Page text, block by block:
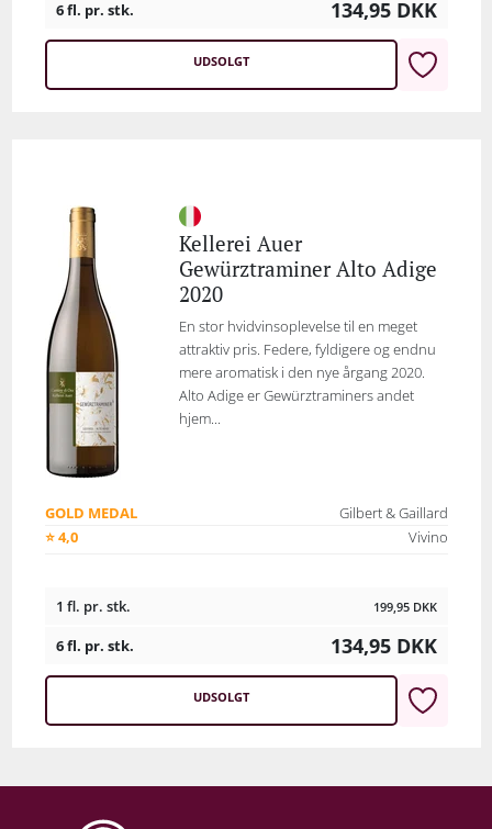
6 fl. pr. stk. 134,95 DKK
UDSOLGT
Kellerei Auer
Gewürztraminer Alto Adige
2020
En stor hvidvinsoplevelse til en meget
attraktiv pris. Federe, fyldigere og endnu
mere aromatisk i den nye årgang 2020.
Alto Adige er Gewürztraminers andet
hjem...
GOLD MEDAL
Gilbert & Gaillard
⭐ 4,0
Vivino
1 fl. pr. stk. 199,95 DKK
6 fl. pr. stk. 134,95 DKK
UDSOLGT